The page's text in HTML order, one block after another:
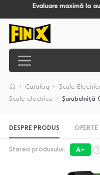
Evaluare maximă la
Catalog
Scule
Scule electrice
Șurubelniță
DESPRE PRODUS OFERTE
Starea produsului: A+